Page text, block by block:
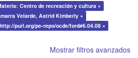
Centro de recreación y cultura ×
Velarde, Astrid Kimberly ×
purl.org/pe-repo/ocde/ford#6.04.08 ×
Mostrar filtros avanzados